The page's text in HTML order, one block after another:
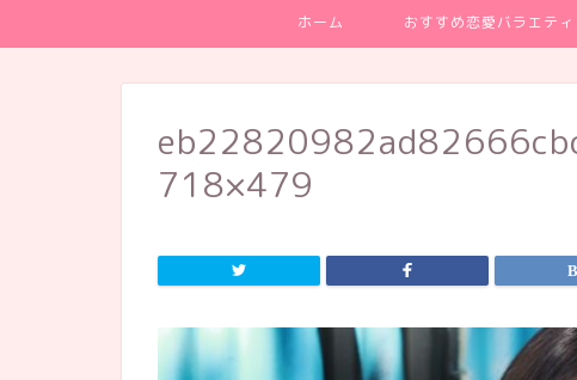
ホーム おすすめ恋愛バラエティ
718×479